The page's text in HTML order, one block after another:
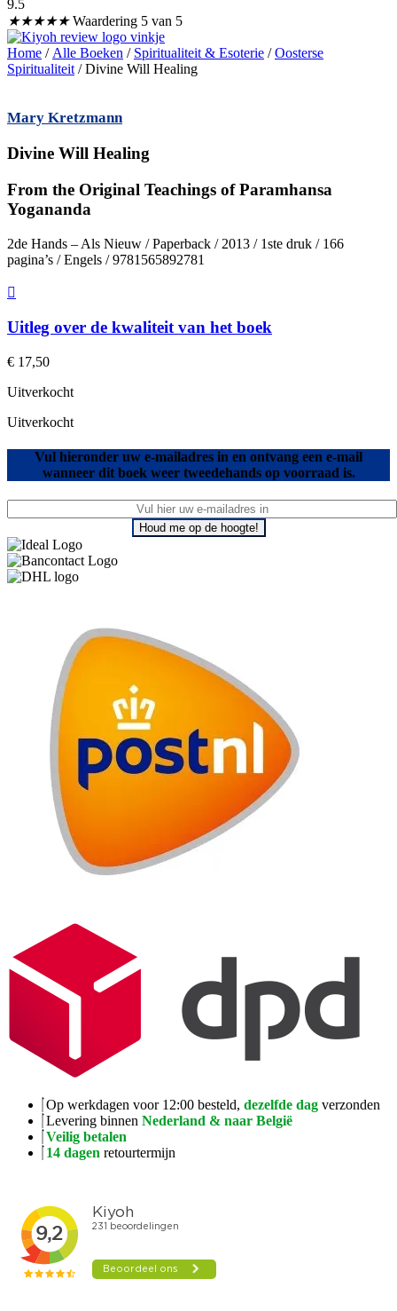
9.5
★★★★★ Waardering 5 van 5
Home / Alle Boeken / Spiritualiteit & Esoterie /Oosterse
Spiritualiteit / Divine Will Healing
Mary Kretzmann
Divine Will Healing
From the Original Teachings of Paramhansa
Yogananda
2de Hands – Als Nieuw / Paperback / 2013 / 1ste druk / 166
pagina’s / Engels / 9781565892781
Uitleg over de kwaliteit van het boek
€ 17,50
Uitverkocht
Uitverkocht
Vul hieronder uw e-mailadres in en ontvang een e-mail
wanneer dit boek weer tweedehands op voorraad is.
Houd me op de hoogte!
Op werkdagen voor 12:00 besteld, dezelfde dag verzonden
Levering binnen Nederland & naar België
Veilig betalen
14 dagen retourtermijn